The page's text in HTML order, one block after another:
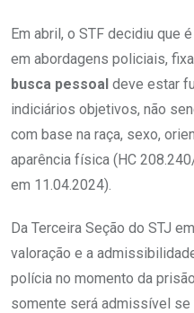
Em abril, o STF decidiu que
em abordagens policiais,
busca pessoal deve estar
indiciários objetivos, não
com base na raça, sexo,
aparência física (HC
em 11.04.2024).
Da Terceira Seção do STJ
valoração e a
polícia no momento da
somente será admissível